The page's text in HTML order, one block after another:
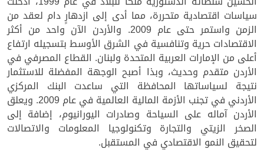
سياسات اقتصادية متحررة، مما أدى إلى ازدهارٍ دام لعقد من
الزمن واستمر حتى عام 2009. والأردن الآن واحد من أكثر
الاقتصادات حرية وتنافسية في الشرق الأوسط بتسجيله ارتفاع
أعلى من الإمارات العربية المتحدة ولبنان. القطاع المصرفي في
الأردن متقدم وحديث، وبذا أصبح الوجهة المفضلة للاستثمار
نتيجة لسياساتها المحافظة التي ساعدت البنك المركزي
الأردني في تجنب الأزمة المالية العالمية في عام 2009. ويعلق
الأردن آماله على السياحة وصادرات اليورانيوم، إضافة إلى
الصخر الزيتي والتجارة وتكنولوجيا المعلومات والاتصالات
لتحقيق النمو الاقتصادي في المستقبل.